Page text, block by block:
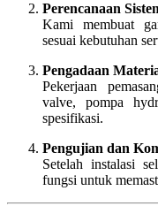
Perencanaan
Kami membuat
sesuai kebutuhan
Pengadaan
Pekerjaan
valve, pompa
spesifikasi.
Pengujian dan
Setelah instalasi
fungsi untuk